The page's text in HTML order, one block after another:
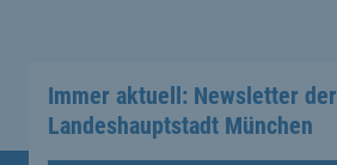
Immer aktuell: Newsletter der
Landeshauptstadt München